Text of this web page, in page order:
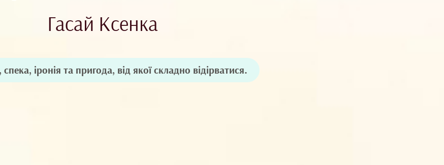
Гасай Ксенка
іронія та пригода, від якої складно відірватися.